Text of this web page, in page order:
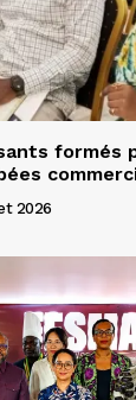
formés
2026